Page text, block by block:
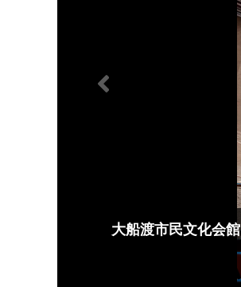
大船渡市民文化会館